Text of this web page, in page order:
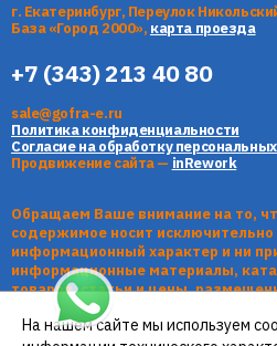
г. Екатеринбург, Переулок
База «Город 2000», карта проезда
+7 (343) 213 40 80
sale@gofra-e.ru
Политика конфиденциальности
Согласие на обработку
Продвижение сайта — inRework
Обращаем Ваше внимание на то,
содержимое носит исключительно
информационный характер и ни
информационные материалы,
товаров, статьи и цены,
публичной офертой, определяемой
положениями Статьи 437
На нашем сайте мы используем